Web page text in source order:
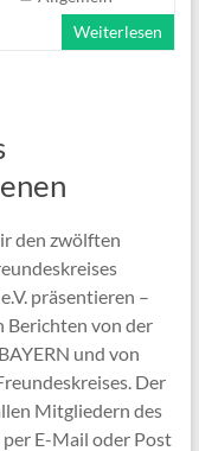
Weiterlesen
den zwölften
präsentieren –
Berichten von der
und von
Der
Mitgliedern des
E-Mail oder Post